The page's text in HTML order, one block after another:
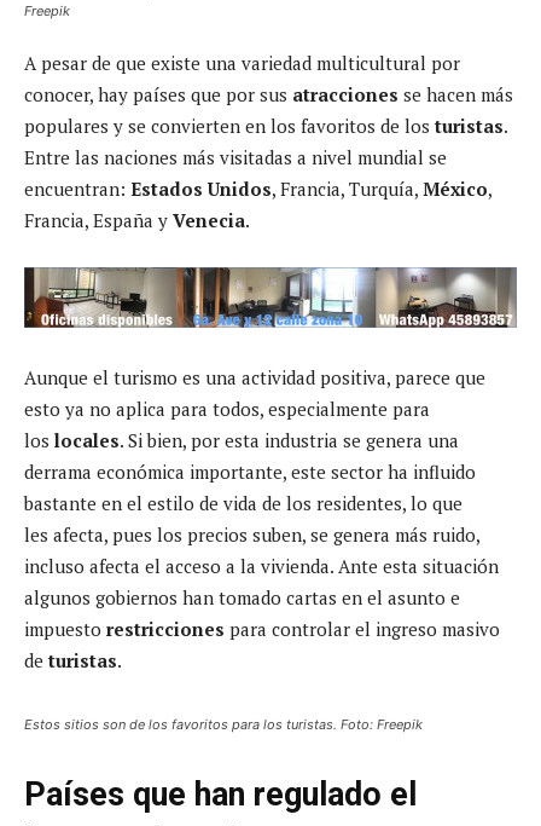
Freepik
A pesar de que existe una variedad multicultural por
conocer, hay países que por sus atracciones se hacen más
populares y se convierten en los favoritos de los turistas.
Entre las naciones más visitadas a nivel mundial se
encuentran: Estados Unidos, Francia, Turquía, México,
Francia, España y Venecia.
Aunque el turismo es una actividad positiva, parece que
esto ya no aplica para todos, especialmente para
los locales. Si bien, por esta industria se genera una
derrama económica importante, este sector ha influido
bastante en el estilo de vida de los residentes, lo que
les afecta, pues los precios suben, se genera más ruido,
incluso afecta el acceso a la vivienda. Ante esta situación
algunos gobiernos han tomado cartas en el asunto e
impuesto restricciones para controlar el ingreso masivo
deturistas.
Estos sitios son de los favoritos para los turistas. Foto: Freepik
Países que han regulado el